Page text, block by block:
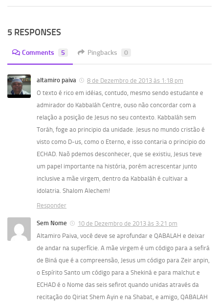
5 RESPONSES
Comments 5 Pingbacks 0
altamiro paiva
8 de Dezembro de 2013 às 1:18 pm
O texto é rico em idéias, contudo, mesmo sendo estudante e
admirador do Kabbaláh Centre, ouso não concordar com a
relação a posição de Jesus no seu contexto. Kabbaláh sem
Toráh, foge ao principio da unidade. Jesus no mundo cristão é
visto como D-us, como o Eterno, e isso contaria o principio do
ECHAD. Naõ pdemos desconhecer, que se existiu, Jesus teve
um papel importante na história, porém acrescentar junto
inclusive a mãe virgem, dentro da Kabbaláh é cultivar a
idolatria. Shalom Alechem!
Responder
Sem Nome
10 de Dezembro de 2013 às 3:21 pm
Altamiro Paiva, você deve se aprofundar e QABALAH e deixar
de andar na superfície. A mãe virgem é um código para a sefirá
de Biná que é a compreensão, Jesus um código para Zeir anpin,
o Espírito Santo um código para a Shekiná e para malchut e
ECHAD é o Nome das seis sefirot quando unidas através da
recitação do Qiriat Shem Ayin e na Shabat, e amigo, QABALAH